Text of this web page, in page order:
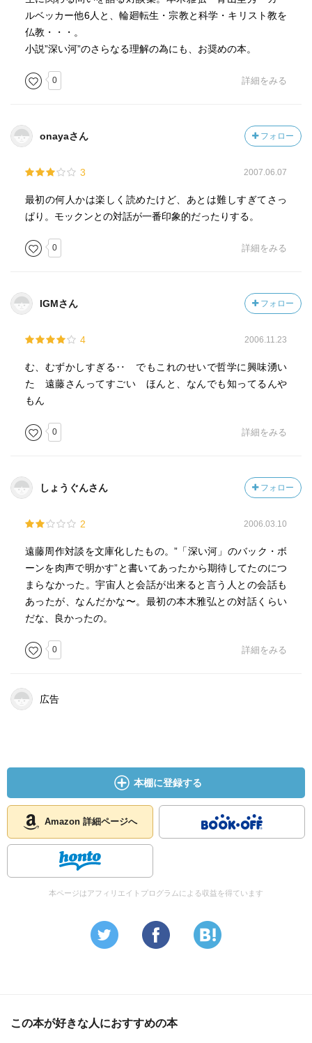
ルベッカー他6人と、輪廻転生・宗教と科学・キリスト教を
仏教・・・。
小説”深い河”のさらなる理解の為にも、お奨めの本。
0 詳細をみる
onayaさん フォロー
3 2007.06.07
最初の何人かは楽しく読めたけど、あとは難しすぎてさっ
ぱり。モックンとの対話が一番印象的だったりする。
0 詳細をみる
IGMさん フォロー
4 2006.11.23
む、むずかしすぎる‥ でもこれのせいで哲学に興味湧い
た 遠藤さんってすごい ほんと、なんでも知ってるんや
もん
0 詳細をみる
しょうぐんさん フォロー
2 2006.03.10
遠藤周作対談を文庫化したもの。”「深い河」のバック・ボ
ーンを肉声で明かす”と書いてあったから期待してたのにつ
まらなかった。宇宙人と会話が出来ると言う人との会話も
あったが、なんだかな〜。最初の本木雅弘との対話くらい
だな、良かったの。
0 詳細をみる
広告
本棚に登録する
Amazon 詳細ページへ
本ページはアフィリエイトプログラムによる収益を得ています
この本が好きな人におすすめの本